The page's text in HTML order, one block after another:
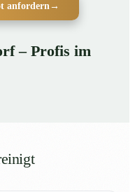
anfordern→
– Profis im